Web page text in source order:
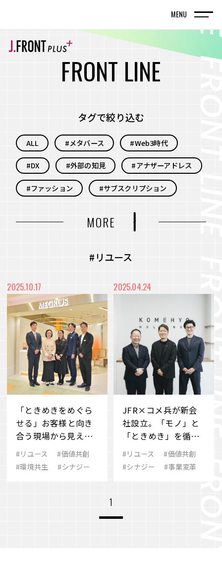
MENU
TOP トップページ
SPECIAL EDITION 特集記事
百貨店が街の新しい風景を編んでいく。神戸旧居
留地で体現する、共創型まちづくりの実践
地）に― グループシナジーと地域連携で街の魅
未来をより良く、面白くするー 従業員のWillを
起点に、スタートアップ企業との共創を目指すC
VIEW MORE
#メタバース #Web3時代 #DX
#外部の知見 #アナザーアドレス
#ファッション #サブスクリプション
#自分事 #サービス #新規事業
VIEW MORE
FRONT LINE
タグで絞り込む
ALL #メタバース #Web3時代
#DX #外部の知見 #アナザーアドレス
#ファッション #サブスクリプション
#メディア
#産学連携 #端材再活用
#デベロッパー事業 #職場づくり
#障がい者雇用 #雇用促進 #地域共栄
#リユース #価値共創 #環境共生
#事業承継 #ブランドづくり
#サステナビリティ #若手社員
#クラウドファンディング #消費科学研究所
#歴史 #eスポーツ #ありたい姿
MORE
#リユース
2025.10.17
「ときめきをめぐら
せる」――お客様と向き
合う現場から見えた
MEGRÜSが挑む価値
循環
#リユース
#価値共創
#環境共生
#シナジー
2025.04.24
JFR×コメ兵が新会
社設立。「モノ」と
「ときめき」を循環
させて価値共創を実
現
#リユース
#価値共創
#シナジー
#事業変革
1